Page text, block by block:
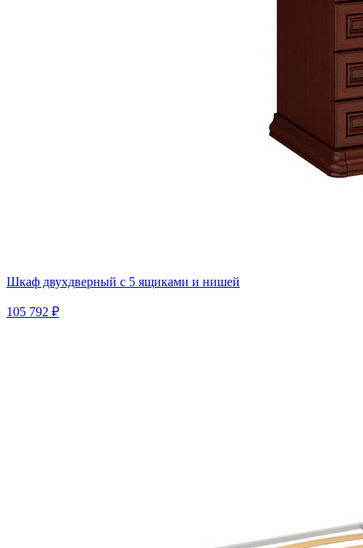
Шкаф двухдверный с 5 ящиками и нишей
105 792 ₽